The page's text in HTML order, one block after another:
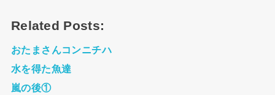
Related Posts:
おたまさんコンニチハ
水を得た魚達
嵐の後①